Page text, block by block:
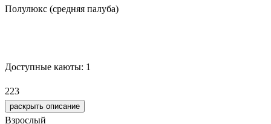
Полулюкс (средняя палуба)
Доступные каюты: 1
223
раскрыть описание
Взрослый